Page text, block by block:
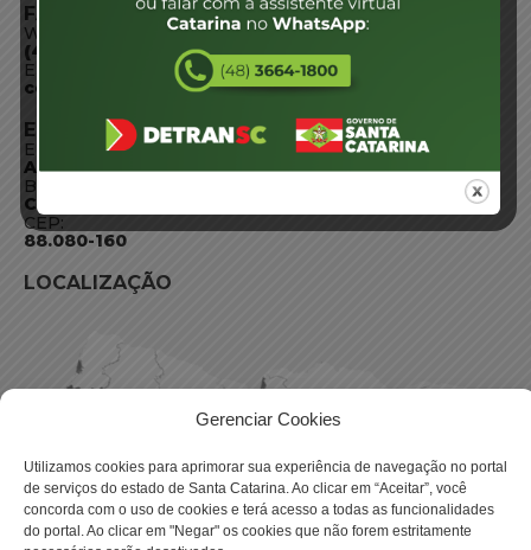
Gerenciar Cookies
Utilizamos cookies para aprimorar sua experiência de navegação no portal
de serviços do estado de Santa Catarina. Ao clicar em “Aceitar”, você
concorda com o uso de cookies e terá acesso a todas as funcionalidades
do portal. Ao clicar em "Negar" os cookies que não forem estritamente
FALE CONOSCO
WhatsApp:
(48) 3664-1800
E-mail:
centraldeinformacoes@detran.sc.gov.br
ENDEREÇO
Endereço:
Av. Almirante Tamandaré - 480
Bairro:
Coqueiros, Florianópolis SC
CEP:
88.080-160
LOCALIZAÇÃO